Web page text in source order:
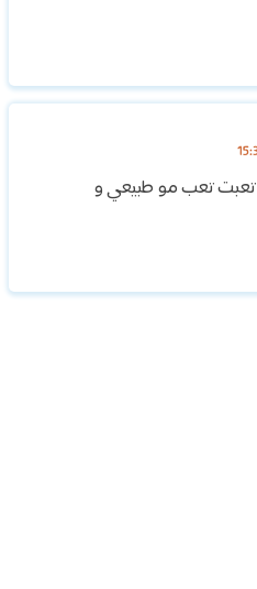
يارب اتوفق واجيب 90 تعبت تعب مو طبيعي و